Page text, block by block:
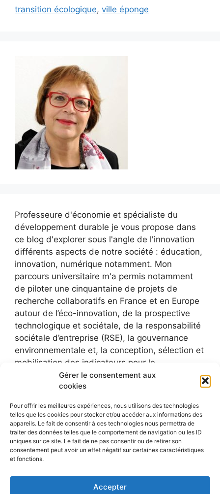
Gérer le consentement aux
cookies
Pour offrir les meilleures expériences, nous utilisons des technologies
telles que les cookies pour stocker et/ou accéder aux informations des
appareils. Le fait de consentir à ces technologies nous permettra de
traiter des données telles que le comportement de navigation ou les ID
uniques sur ce site. Le fait de ne pas consentir ou de retirer son
consentement peut avoir un effet négatif sur certaines caractéristiques
et fonctions.
Accepter
transition écologique, ville éponge
Professeure d'économie et spécialiste du
développement durable je vous propose dans
ce blog d'explorer sous l'angle de l'innovation
différents aspects de notre société : éducation,
innovation, numérique notamment. Mon
parcours universitaire m'a permis notamment
de piloter une cinquantaine de projets de
recherche collaboratifs en France et en Europe
autour de l’éco-innovation, de la prospective
technologique et sociétale, de la responsabilité
sociétale d’entreprise (RSE), la gouvernance
environnementale et, la conception, sélection et
mobilisation des indicateurs pour le
développement durable.